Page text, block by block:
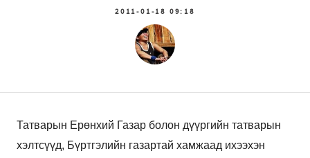
2011-01-18 09:18
Татварын Ерөнхий Газар болон дүүргийн татварын
хэлтсүүд, Бүртгэлийн газартай хамжаад ихээхэн